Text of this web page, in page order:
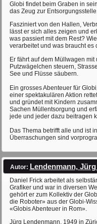
Globi findet beim Graben in
das Zeug zur
Fasziniert von den Hallen,
lässt er sich alles zeigen und
was passiert mit dem Rest?
verarbeitet und was braucht es
Er fährt auf dem Müllwagen
Putzwägelchen steuern,
See und Flüsse säubern.
Ein grosses Abenteuer für
einer spektakulären Aktion
und gründet mit Kindern
Sachen Müllentsorgung und
jede und jeder dazu beitragen
Das Thema betrifft alle und ist
Überraschungen sind
Autor: Lendenmann,
Daniel Frick arbeitet als
Grafiker und war in diversen
gehört er zum Kollektiv der
die Roboter» aus der Globi-
«Globis Abenteuer in Rom».
Jürg Lendenmann, 1949 in